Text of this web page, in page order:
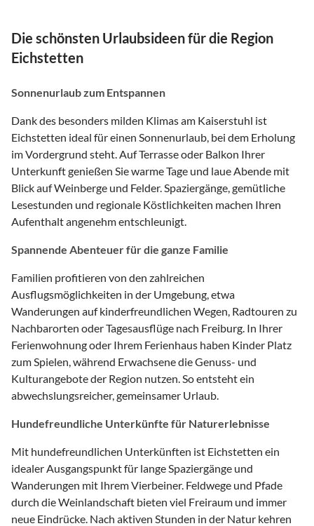
Die schönsten Urlaubsideen für die Region
Eichstetten
Sonnenurlaub zum Entspannen
Dank des besonders milden Klimas am Kaiserstuhl ist
Eichstetten ideal für einen Sonnenurlaub, bei dem Erholung
im Vordergrund steht. Auf Terrasse oder Balkon Ihrer
Unterkunft genießen Sie warme Tage und laue Abende mit
Blick auf Weinberge und Felder. Spaziergänge, gemütliche
Lesestunden und regionale Köstlichkeiten machen Ihren
Aufenthalt angenehm entschleunigt.
Spannende Abenteuer für die ganze Familie
Familien profitieren von den zahlreichen
Ausflugsmöglichkeiten in der Umgebung, etwa
Wanderungen auf kinderfreundlichen Wegen, Radtouren zu
Nachbarorten oder Tagesausflüge nach Freiburg. In Ihrer
Ferienwohnung oder Ihrem Ferienhaus haben Kinder Platz
zum Spielen, während Erwachsene die Genuss- und
Kulturangebote der Region nutzen. So entsteht ein
abwechslungsreicher, gemeinsamer Urlaub.
Hundefreundliche Unterkünfte für Naturerlebnisse
Mit hundefreundlichen Unterkünften ist Eichstetten ein
idealer Ausgangspunkt für lange Spaziergänge und
Wanderungen mit Ihrem Vierbeiner. Feldwege und Pfade
durch die Weinlandschaft bieten viel Freiraum und immer
neue Eindrücke. Nach aktiven Stunden in der Natur kehren